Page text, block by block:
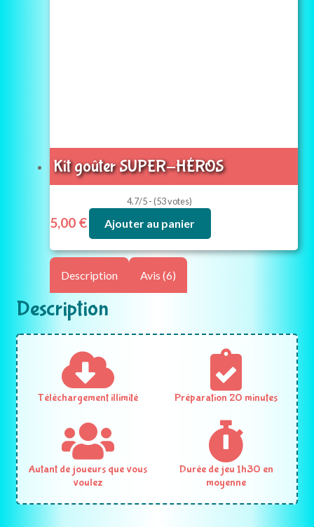
Kit goûter SUPER-HÉROS
4.7/5 - (53 votes)
5,00 € Ajouter au panier
Description Avis (6)
Description
Téléchargement illimité Préparation 20 minutes
Autant de joueurs que vous
voulez
Durée de jeu 1h30 en
moyenne